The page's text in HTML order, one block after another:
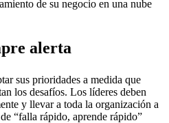
de su negocio en una nube
alerta
sus prioridades a medida que
los desafíos. Los líderes deben
y llevar a toda la organización a
“falla rápido, aprende rápido”